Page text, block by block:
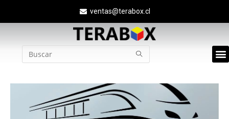
ventas@terabox.cl